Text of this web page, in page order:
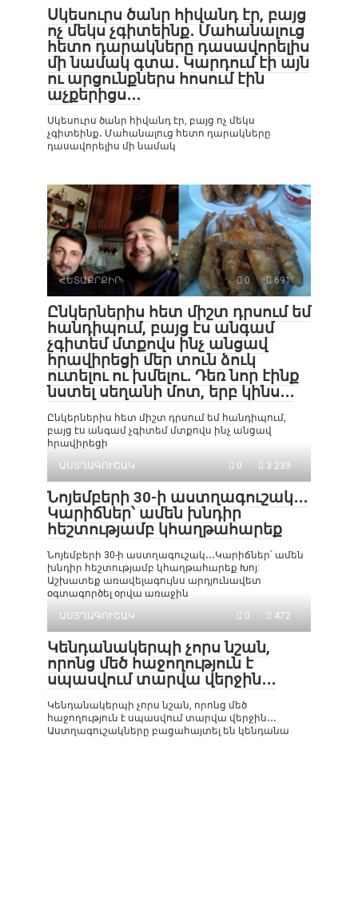
Սկեսուրս ծանր հիվանդ էր, բայց
ոչ մեկս չգիտեինք․ Մահանալուց
հետո դարակները դասավորելիս
մի նամակ գտա․ Կարդում էի այն
ու արցունքներս հոսում էին
աչքերիցս․․․
Սկեսուրս ծանր հիվանդ էր, բայց ոչ մեկս
չգիտեինք․ Մահանալուց հետո դարակները
դասավորելիս մի նամակ
ՀԵՏԱՔՐՔԻՐ 0 691
Ընկերներիս հետ միշտ դրսում եմ
հանդիպում, բայց էս անգամ
չգիտեմ մտքովս ինչ անցավ
հրավիրեցի մեր տուն ձուկ
ուտելու ու խմելու․ Դեռ նոր էինք
նստել սեղանի մոտ, երբ կինս․․․
Ընկերներիս հետ միշտ դրսում եմ հանդիպում,
բայց էս անգամ չգիտեմ մտքովս ինչ անցավ
հրավիրեցի
ԱՍՏՂԱԳՈՒՇԱԿ
0 3 239
Նոյեմբերի 30-ի աստղագուշակ․․․
Կարիճներ՝ ամեն խնդիր
հեշտությամբ կհաղթահարեք
Նոյեմբերի 30-ի աստղագուշակ․․․Կարիճներ՝ ամեն
խնդիր հեշտությամբ կհաղթահարեք Խոյ:
Աշխատեք առավելագույնս արդյունավետ
օգտագործել օրվա առաջին
ԱՍՏՂԱԳՈՒՇԱԿ
0 472
Կենդանակերպի չորս նշան,
որոնց մեծ հաջողություն է
սպասվում տարվա վերջին․․․
Կենդանակերպի չորս նշան, որոնց մեծ
հաջողություն է սպասվում տարվա վերջին․․․
Աստղագուշակները բացահայտել են կենդանա